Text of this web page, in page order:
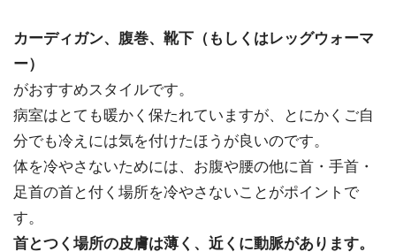
カーディガン、腹巻、靴下（もしくはレッグウォーマ
ー）
がおすすめスタイルです。
病室はとても暖かく保たれていますが、とにかくご自
分でも冷えには気を付けたほうが良いのです。
体を冷やさないためには、お腹や腰の他に首・手首・
足首の首と付く場所を冷やさないことがポイントで
す。
首とつく場所の皮膚は薄く、近くに動脈があります。